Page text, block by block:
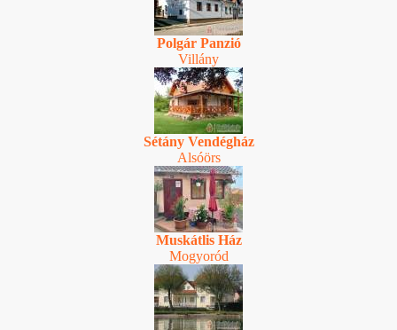
Polgár Panzió
Villány
Sétány Vendégház
Alsóörs
Muskátlis Ház
Mogyoród